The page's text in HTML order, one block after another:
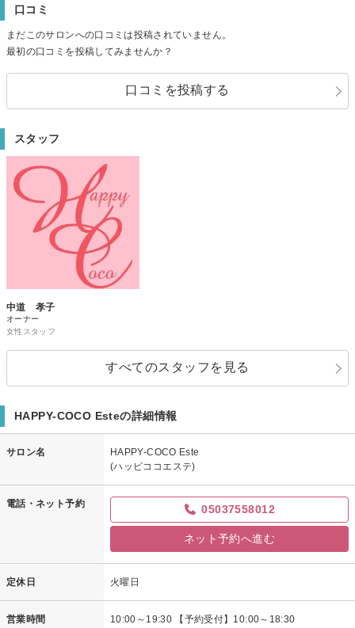
口コミ
まだこのサロンへの口コミは投稿されていません。
最初の口コミを投稿してみませんか？
口コミを投稿する
スタッフ
中道 孝子
オーナー
女性スタッフ
すべてのスタッフを見る
HAPPY-COCO Esteの詳細情報
サロン名
HAPPY-COCO Este
(ハッピココエステ)
電話・ネット予約 05037558012
ネット予約へ進む
定休日 火曜日
営業時間 10:00～19:30 【予約受付】10:00～18:30